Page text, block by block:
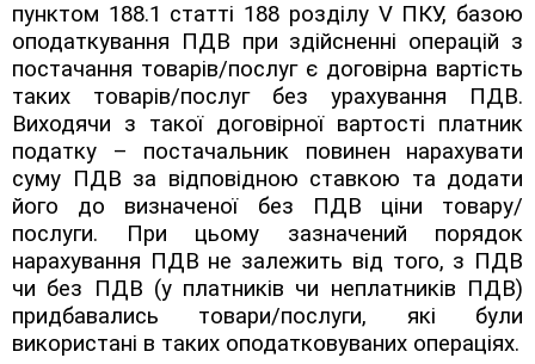
пунктом 188.1 статті 188 розділу V ПКУ, базою
оподаткування ПДВ при здійсненні операцій з
постачання товарів/послуг є договірна вартість
таких товарів/послуг без урахування ПДВ.
Виходячи з такої договірної вартості платник
податку – постачальник повинен нарахувати
суму ПДВ за відповідною ставкою та додати
його до визначеної без ПДВ ціни товару/
послуги. При цьому зазначений порядок
нарахування ПДВ не залежить від того, з ПДВ
чи без ПДВ (у платників чи неплатників ПДВ)
придбавались товари/послуги, які були
використані в таких оподатковуваних операціях.